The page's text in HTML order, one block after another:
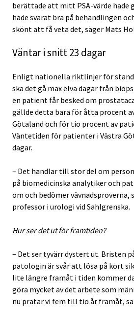
berättade att mitt PSA-värde hade
hade svarat bra på behandlingen
skönt att få veta det, säger Mats
Väntar i snitt 23 dagar
Enligt nationella riktlinjer för
ska det gå max elva dagar från
en patient får besked om
gällde detta bara för åtta procent
Götaland och för tio procent av
Väntetiden för patienter i Västra
dagar.
– Det handlar till stor del om
på biomedicinska analytiker och
om och bedömer vävnadsproverna,
professor i urologi vid Sahlgrenska.
Hur ser det ut för framtiden?
– Det ser tyvärr dystert ut. Bristen
patologin är svår att lösa på kort
lite längre framåt i tiden kommer
göra mycket av det arbete som
nu pratar vi fem till tio år framåt,